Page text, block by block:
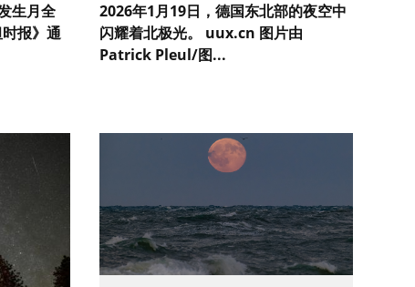
生月全
报》通
2026年1月19日，德国东北部的夜空中
闪耀着北极光。 uux.cn 图片由
Patrick Pleul/图...